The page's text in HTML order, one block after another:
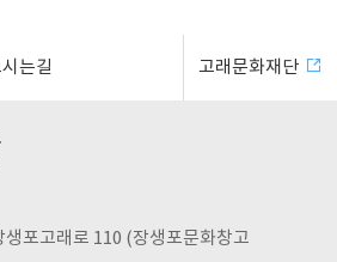
는길 고래문화재단
생포고래로 110 (장생포문화창고